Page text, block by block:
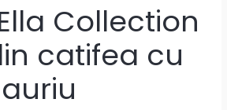
Collection
catifea cu